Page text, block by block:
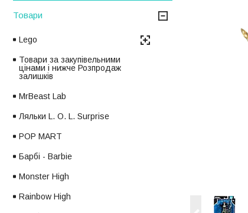
Товари
Lego
Товари за закупівельними
цінами і нижче Розпродаж
залишків
MrBeast Lab
Ляльки L. O. L. Surprise
POP MART
Барбі - Barbie
Monster High
Rainbow High